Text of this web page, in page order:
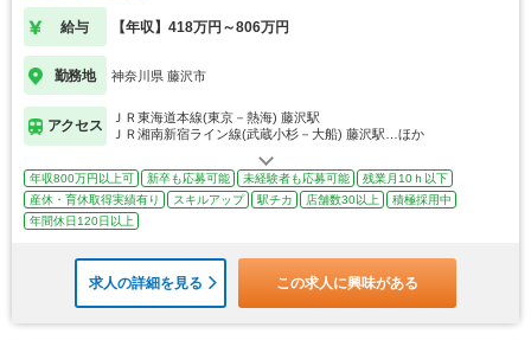
給与 【年収】418万円～806万円
勤務地 神奈川県 藤沢市
アクセス
ＪＲ東海道本線(東京－熱海) 藤沢駅
ＪＲ湘南新宿ライン線(武蔵小杉－大船) 藤沢駅…ほか
年収800万円以上可 新卒も応募可能 未経験者も応募可能
残業月10ｈ以下
産休・育休取得実績有り
スキルアップ 駅チカ 店舗数30以上
積極採用中
年間休日120日以上
求人の詳細を見る この求人に興味がある